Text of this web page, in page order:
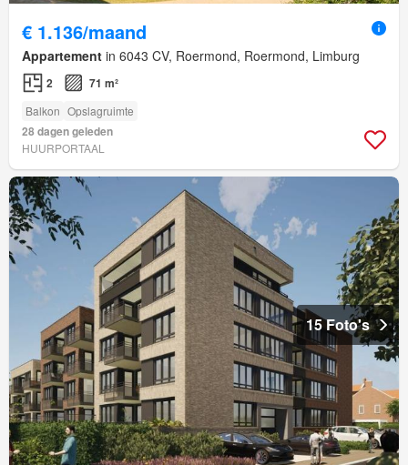
€ 1.136/maand
Appartement in 6043 CV, Roermond, Roermond, Limburg
2 71 m²
Balkon Opslagruimte
28 dagen geleden
HUURPORTAAL
15 Foto's